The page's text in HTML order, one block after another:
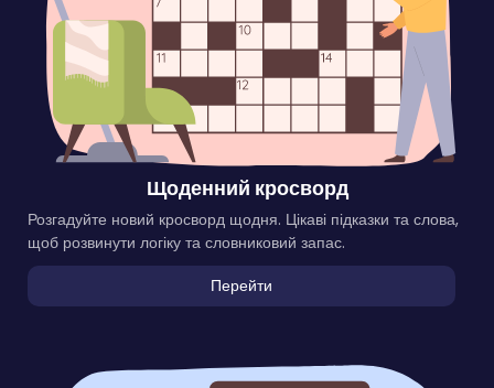
Щоденний кросворд
Розгадуйте новий кросворд щодня. Цікаві підказки та слова,
щоб розвинути логіку та словниковий запас.
Перейти